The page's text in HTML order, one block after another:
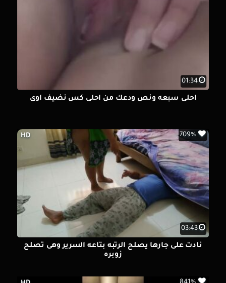
01:34
احلى سبعه ونص ودعك من احلى كس نضيف اوى
03:43
HD 709%
نادت على جارها يصلح الرتبه بتاعه السرير وهى تصلح
زوبره